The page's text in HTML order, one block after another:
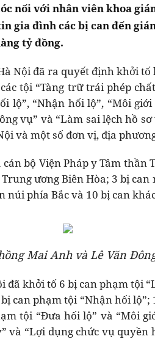
nối với nhân viên khoa
gia đình các bị can đến
tỷ đồng.
Nội đã ra quyết định khởi
tội “Tàng trữ trái phép
lộ”, “Nhận hối lộ”, “Môi
vụ” và “Làm sai lệch hồ
và một số đơn vị, địa
bộ Viện Pháp y Tâm thần
ương Biên Hòa; 3 bị
núi phía Bắc và 10 bị can
Mai Anh và Lê Văn
đã khởi tố 6 bị can phạm tội
can phạm tội “Nhận hối lộ”;
tội “Đưa hối lộ” và “Môi
và “Lợi dụng chức vụ